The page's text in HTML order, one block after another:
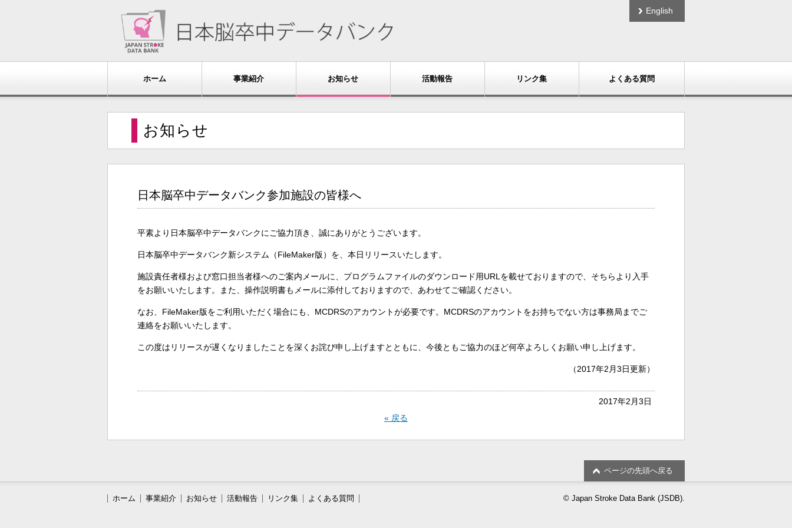
English
ホーム 事業紹介 お知らせ 活動報告 リンク集 よくある質問
お知らせ
日本脳卒中データバンク参加施設の皆様へ
平素より日本脳卒中データバンクにご協力頂き、誠にありがとうございます。
日本脳卒中データバンク新システム（FileMaker版）を、本日リリースいたします。
施設責任者様および窓口担当者様へのご案内メールに、プログラムファイルのダウンロード用URLを載せておりますので、そちらより入手
をお願いいたします。また、操作説明書もメールに添付しておりますので、あわせてご確認ください。
なお、FileMaker版をご利用いただく場合にも、MCDRSのアカウントが必要です。MCDRSのアカウントをお持ちでない方は事務局までご
連絡をお願いいたします。
この度はリリースが遅くなりましたことを深くお詫び申し上げますとともに、今後ともご協力のほど何卒よろしくお願い申し上げます。
（2017年2月3日更新）
2017年2月3日
« 戻る
ページの先頭へ戻る
ホーム 事業紹介 お知らせ 活動報告 リンク集 よくある質問 © Japan Stroke Data Bank (JSDB).